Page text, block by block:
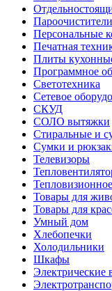
Персональные
Печатная
Плиты
Программное
Светотехника
Сетевое
СКУД
СОЛО вытяжки
Стиральные и
Сумки и
Телевизоры
Товары для
Товары для
Умный дом
Хлебопечки
Холодильники
Шкафы
Электрические